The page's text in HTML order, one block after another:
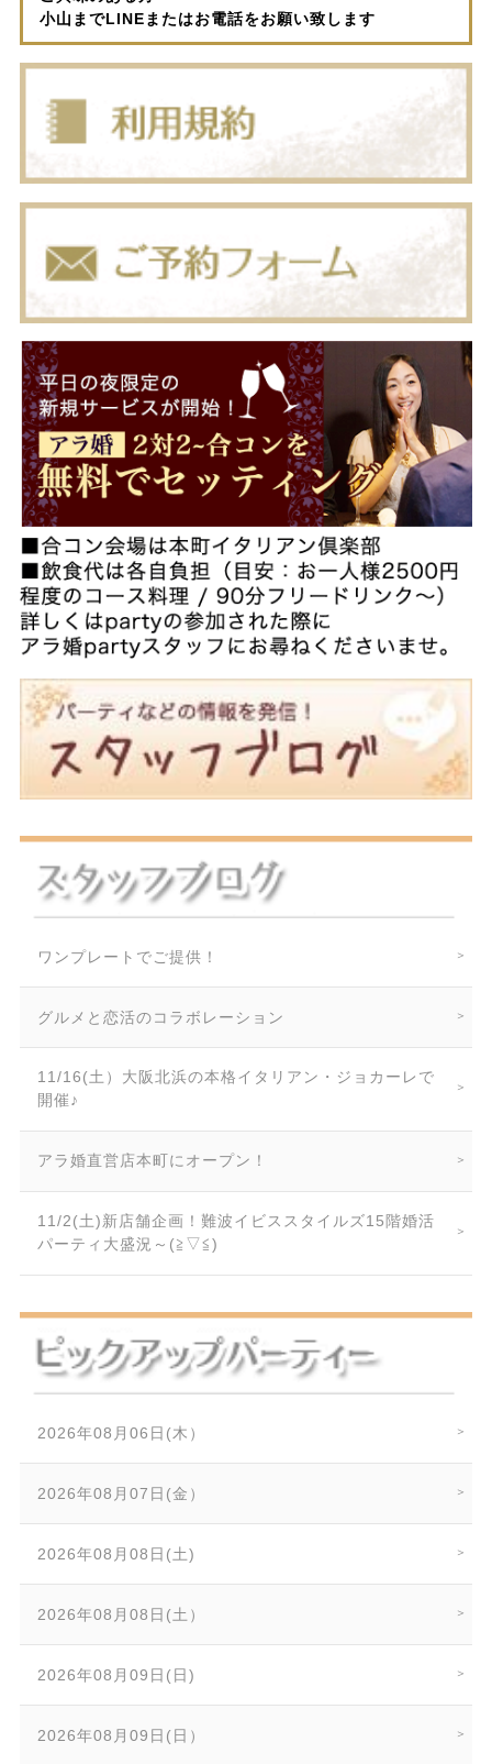
小山までLINEまたはお電話をお願い致します
ワンプレートでご提供！
グルメと恋活のコラボレーション
11/16(土）大阪北浜の本格イタリアン・ジョカーレで
開催♪
アラ婚直営店本町にオープン！
11/2(土)新店舗企画！難波イビススタイルズ15階婚活
パーティ大盛況～(≧▽≦)
2026年08月06日(木）
2026年08月07日(金）
2026年08月08日(土)
2026年08月08日(土）
2026年08月09日(日)
2026年08月09日(日）